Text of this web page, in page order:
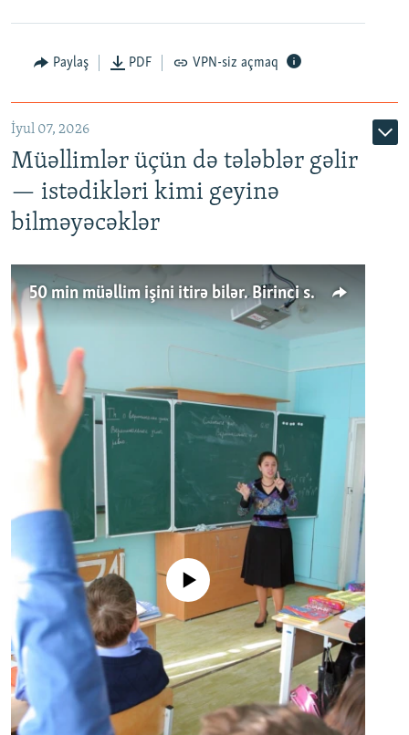
Paylaş PDF VPN-siz açmaq
İyul 07, 2026
Müəllimlər üçün də tələblər gəlir
— istədikləri kimi geyinə
bilməyəcəklər
50 min müəllim işini itirə bilər. Birinci sinfə gedənlər azalır
No media source currently available